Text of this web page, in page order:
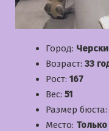
Город:
Возраст: 33
Рост: 167
Вес: 51
Размер бюста:
Место: